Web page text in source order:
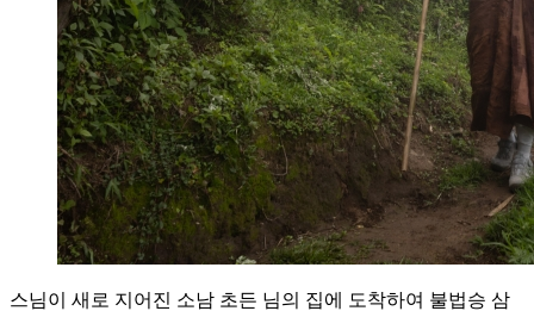
스님이 새로 지어진 소남 초든 님의 집에 도착하여 불법승 삼